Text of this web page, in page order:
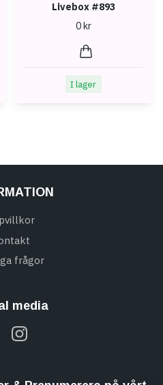
Livebox #893
0 kr
I lager
frågor
media